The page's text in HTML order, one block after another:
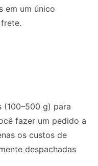
em um único
(100–500 g) para
fazer um pedido a
os custos de
despachadas